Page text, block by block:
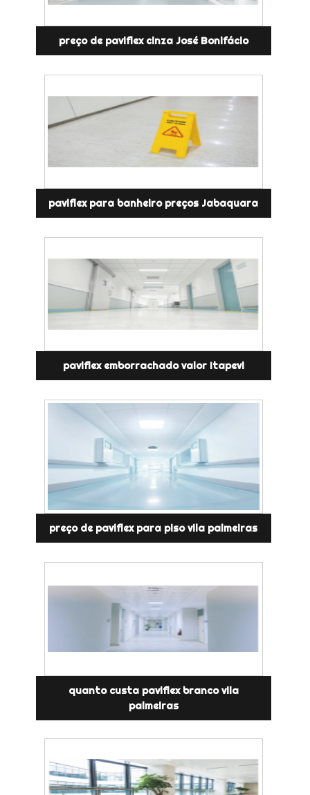
preço de paviflex cinza José Bonifácio
paviflex para banheiro preços Jabaquara
paviflex emborrachado valor Itapevi
preço de paviflex para piso vila palmeiras
quanto custa paviflex branco vila
palmeiras